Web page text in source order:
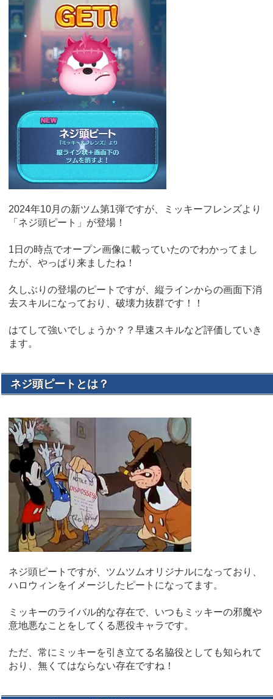
2024年10月の新ツム第1弾ですが、ミッキーフレンズより
「ネジ頭ピート」が登場！
1日の時点でオープン画像に載っていたのでわかってまし
たが、やっぱり来ましたね！
久しぶりの登場のピートですが、縦ラインからの画面下消
去スキルになっており、破壊力抜群です！！
はてして強いでしょうか？？早速スキルなど評価していき
ます。
ネジ頭ピートとは？
ネジ頭ピートですが、ツムツムオリジナルになっており、
ハロウィンをイメージしたピートになってます。
ミッキーのライバル的な存在で、いつもミッキーの邪魔や
意地悪なことをしてくる悪役キャラです。
ただ、常にミッキーを引き立てる名脇役としても知られて
おり、無くてはならない存在ですね！